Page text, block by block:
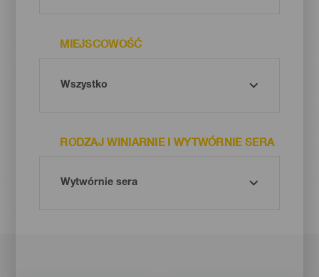
MIEJSCOWOŚĆ
RODZAJ WINIARNIE I WYTWÓRNIE SERA